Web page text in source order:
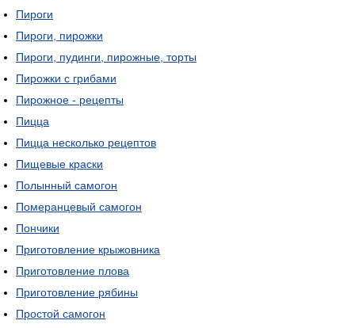
Пироги
Пироги, пирожки
Пироги, пудинги, пирожные, торты
Пирожки с грибами
Пирожное - рецепты
Пицца
Пицца несколько рецептов
Пищевые краски
Полынный самогон
Померанцевый самогон
Пончики
Приготовление крыжовника
Приготовление плова
Приготовление рябины
Простой самогон